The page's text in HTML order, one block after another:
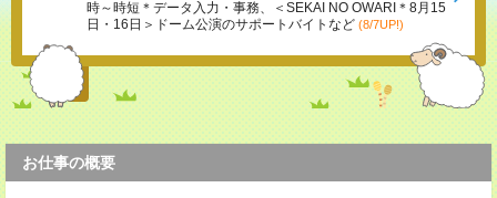
時～時短＊データ入力・事務、＜SEKAI NO OWARI＊8月15
日・16日＞ドーム公演のサポートバイトなど (8/7UP!)
お仕事の概要